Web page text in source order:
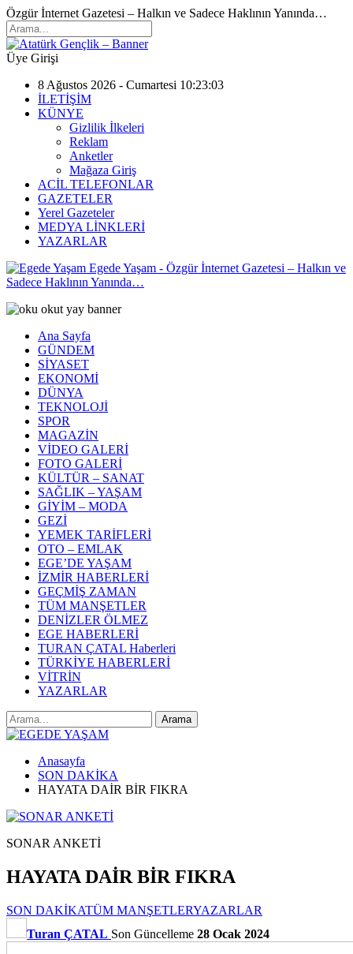
Özgür İnternet Gazetesi – Halkın ve Sadece Haklının Yanında…
Üye Girişi
8 Ağustos 2026 - Cumartesi 10:23:03
İLETİŞİM
KÜNYE
Gizlilik İlkeleri
Reklam
Anketler
Mağaza Giriş
ACİL TELEFONLAR
GAZETELER
Yerel Gazeteler
MEDYA LİNKLERİ
YAZARLAR
Egede Yaşam - Özgür İnternet Gazetesi – Halkın ve
Sadece Haklının Yanında…
Ana Sayfa
GÜNDEM
SİYASET
EKONOMİ
DÜNYA
TEKNOLOJİ
SPOR
MAGAZİN
VİDEO GALERİ
FOTO GALERİ
KÜLTÜR – SANAT
SAĞLIK – YAŞAM
GİYİM – MODA
GEZİ
YEMEK TARİFLERİ
OTO – EMLAK
EGE’DE YAŞAM
İZMİR HABERLERİ
GEÇMİŞ ZAMAN
TÜM MANŞETLER
DENİZLER ÖLMEZ
EGE HABERLERİ
TURAN ÇATAL Haberleri
TÜRKİYE HABERLERİ
VİTRİN
YAZARLAR
Anasayfa
SON DAKİKA
HAYATA DAİR BİR FIKRA
SONAR ANKETİ
HAYATA DAİR BİR FIKRA
SON DAKİKATÜM MANŞETLERYAZARLAR
Turan ÇATAL Son Güncelleme 28 Ocak 2024